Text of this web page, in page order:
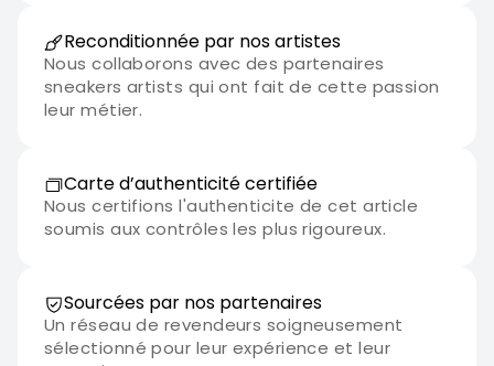
Reconditionnée par nos artistes
Nous collaborons avec des partenaires
sneakers artists qui ont fait de cette passion
leur métier.
Carte d’authenticité certifiée
Nous certifions l'authenticite de cet article
soumis aux contrôles les plus rigoureux.
Sourcées par nos partenaires
Un réseau de revendeurs soigneusement
sélectionné pour leur expérience et leur